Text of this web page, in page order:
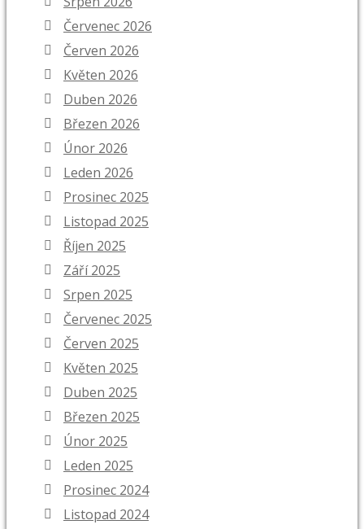
Červenec 2026
Červen 2026
Květen 2026
Duben 2026
Březen 2026
Únor 2026
Leden 2026
Prosinec 2025
Listopad 2025
Říjen 2025
Září 2025
Srpen 2025
Červenec 2025
Červen 2025
Květen 2025
Duben 2025
Březen 2025
Únor 2025
Leden 2025
Prosinec 2024
Listopad 2024